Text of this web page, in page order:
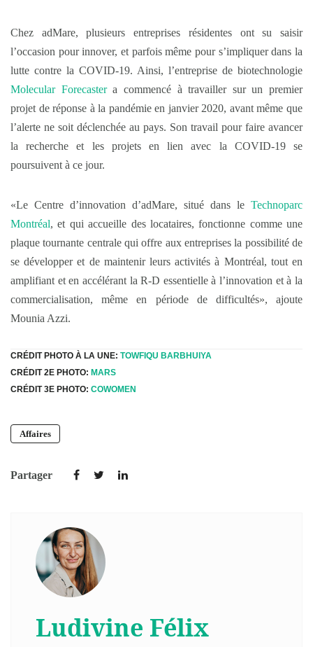
Chez adMare, plusieurs entreprises résidentes ont su saisir
l’occasion pour innover, et parfois même pour s’impliquer dans la
lutte contre la COVID-19. Ainsi, l’entreprise de biotechnologie
Molecular Forecastera commencé à travailler sur un premier
projet de réponse à la pandémie en janvier 2020, avant même que
l’alerte ne soit déclenchée au pays. Son travail pour faire avancer
la recherche et les projets en lien avec la COVID-19 se
poursuivent à ce jour.
«Le Centre d’innovation d’adMare, situé dans le Technoparc
Montréal, et qui accueille des locataires, fonctionne comme une
plaque tournante centrale qui offre aux entreprises la possibilité de
se développer et de maintenir leurs activités à Montréal, tout en
amplifiant et en accélérant la R-D essentielle à l’innovation et à la
commercialisation, même en période de difficultés», ajoute
Mounia Azzi.
CRÉDIT PHOTO À LA UNE: TOWFIQU BARBHUIYA
CRÉDIT 2E PHOTO: MARS
CRÉDIT 3E PHOTO: COWOMEN
Affaires
Partager
Ludivine Félix